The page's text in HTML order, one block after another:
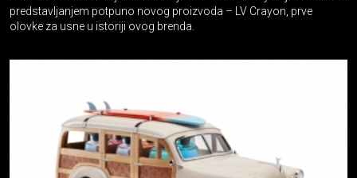
predstavljanjem potpuno novog proizvoda – LV Crayon, prve
olovke za usne u istoriji ovog brenda.